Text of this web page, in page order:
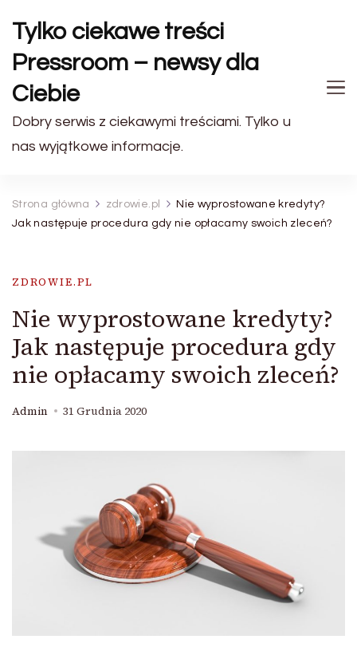
Tylko ciekawe treści
Pressroom – newsy dla
Ciebie
Dobry serwis z ciekawymi treściami. Tylko u
nas wyjątkowe informacje.
Strona główna zdrowie.pl
Nie wyprostowane kredyty?
Jak następuje procedura gdy nie opłacamy swoich zleceń?
ZDROWIE.PL
Nie wyprostowane kredyty?
Jak następuje procedura gdy
nie opłacamy swoich zleceń?
Admin 31 Grudnia 2020